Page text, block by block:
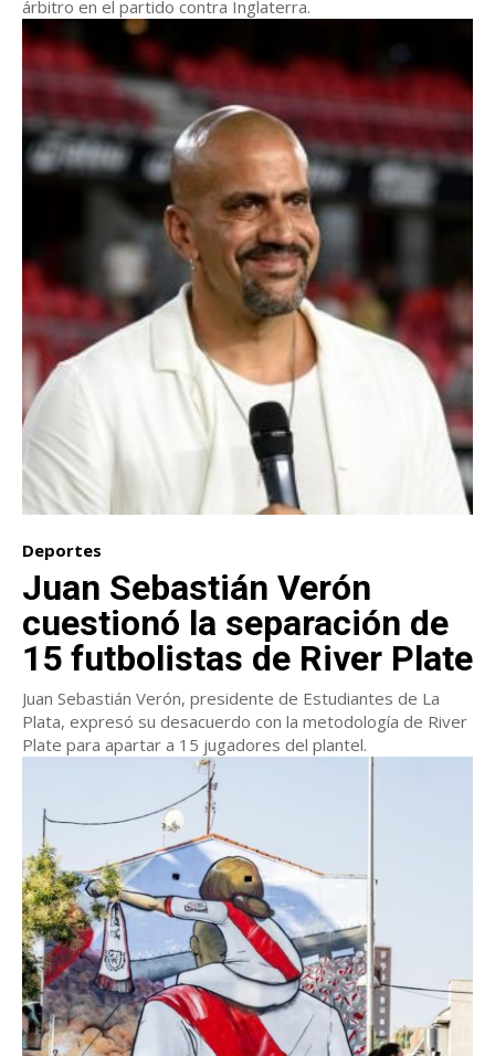
árbitro en el partido contra Inglaterra.
Deportes
Juan Sebastián Verón
cuestionó la separación de
15 futbolistas de River Plate
Juan Sebastián Verón, presidente de Estudiantes de La
Plata, expresó su desacuerdo con la metodología de River
Plate para apartar a 15 jugadores del plantel.